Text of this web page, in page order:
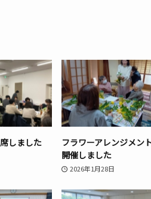
しました
フラワーアレンジメン
開催しました
2026年1月28日